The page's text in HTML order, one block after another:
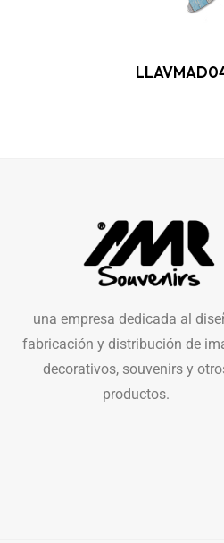
una empresa dedicada al
fabricación y distribución de
decorativos, souvenirs y
productos.